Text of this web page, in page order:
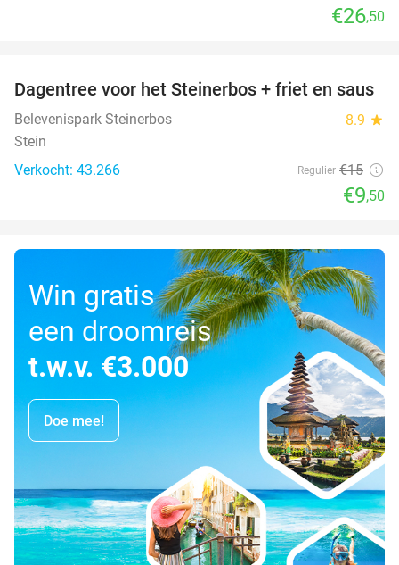
€26,50
37%
Dagentree voor het Steinerbos + friet en saus
Belevenispark Steinerbos 8.9 star
Stein
Verkocht: 43.266
Regulier €15
€9,50
Win gratis
een droomreis
t.w.v. €3.000
Doe mee!